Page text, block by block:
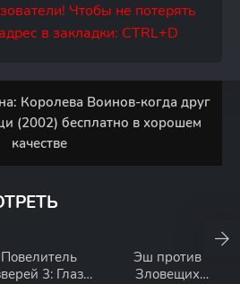
Чтобы не потерять
в закладки: CTRL+D
Королева Воинов-когда друг
(2002) бесплатно в хорошем
качестве
Повелитель
3: Глаз
Эш против
Зловещих